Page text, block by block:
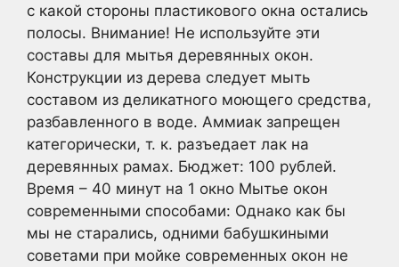
с какой стороны пластикового окна остались
полосы. Внимание! Не используйте эти
составы для мытья деревянных окон.
Конструкции из дерева следует мыть
составом из деликатного моющего средства,
разбавленного в воде. Аммиак запрещен
категорически, т. к. разъедает лак на
деревянных рамах. Бюджет: 100 рублей.
Время – 40 минут на 1 окно Мытье окон
современными способами: Однако как бы
мы не старались, одними бабушкиными
советами при мойке современных окон не